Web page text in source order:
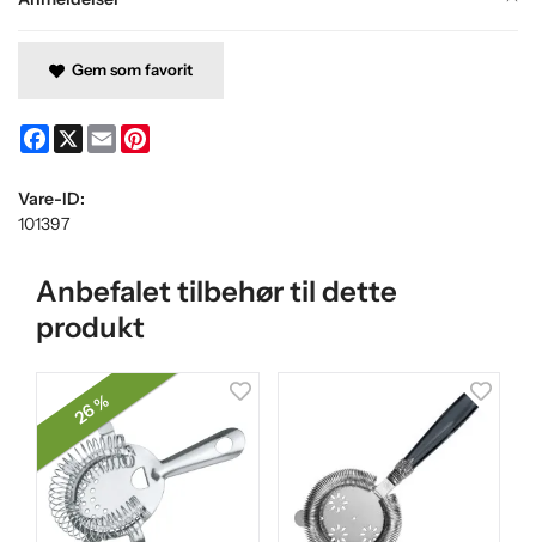
Gem som favorit
Facebook
X Email
Vare-ID:
101397
Anbefalet tilbehør til dette
produkt
26 %